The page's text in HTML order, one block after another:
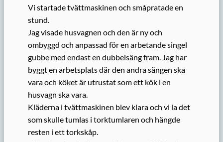
Vi startade tvättmaskinen och småpratade en
stund.
Jag visade husvagnen och den är ny och
ombyggd och anpassad för en arbetande singel
gubbe med endast en dubbelsäng fram. Jag har
byggt en arbetsplats där den andra sängen ska
vara och köket är utrustat som ett kök i en
husvagn ska vara.
Kläderna i tvättmaskinen blev klara och vi la det
som skulle tumlas i torktumlaren och hängde
resten i ett torkskåp.